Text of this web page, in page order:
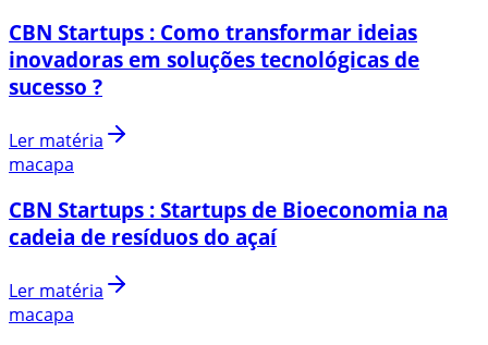
CBN Startups : Como transformar ideias
inovadoras em soluções tecnológicas de
sucesso ?
Ler matéria
macapa
CBN Startups : Startups de Bioeconomia na
cadeia de resíduos do açaí
Ler matéria
macapa